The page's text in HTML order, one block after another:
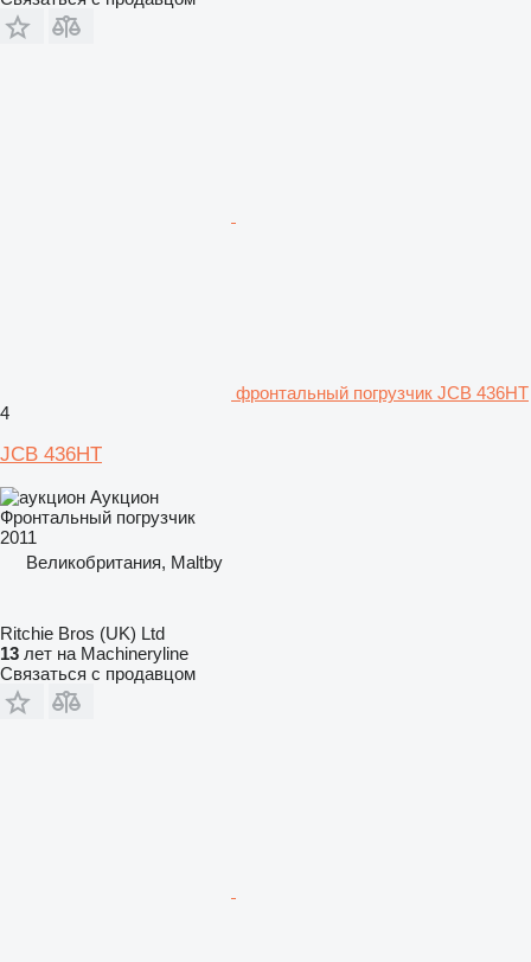
фронтальный погрузчик JCB 436HT
4
JCB 436HT
Аукцион
Фронтальный погрузчик
2011
Великобритания, Maltby
Ritchie Bros (UK) Ltd
13 лет на Machineryline
Связаться с продавцом